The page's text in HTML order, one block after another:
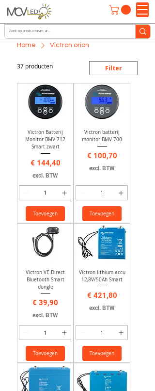
Home Victron orion
37 producten Filter
Victron Batterij
Monitor BMV-712
Smart zwart
Prijs
€ 144,40
excl. BTW
Toevoegen
Victron batterij
monitor BMV-700
Prijs
€ 100,70
excl. BTW
Toevoegen
Victron VE.Direct
Bluetooth Smart
dongle
Prijs
€ 39,90
excl. BTW
Toevoegen
Victron lithium accu
12,8V/50Ah Smart
Prijs
€ 421,80
excl. BTW
Toevoegen